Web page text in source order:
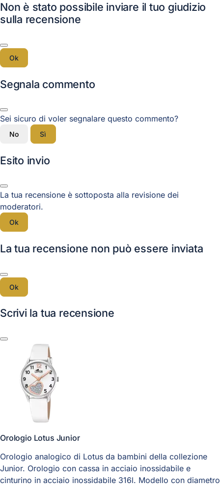
Non è stato possibile inviare il tuo giudizio
sulla recensione
Ok
Segnala commento
Sei sicuro di voler segnalare questo commento?
No Sì
Esito invio
La tua recensione è sottoposta alla revisione dei
moderatori.
Ok
La tua recensione non può essere inviata
Ok
Scrivi la tua recensione
Orologio Lotus Junior
Orologio analogico di Lotus da bambini della collezione
Junior. Orologio con cassa in acciaio inossidabile e
cinturino in acciaio inossidabile 316l. Modello con diametro